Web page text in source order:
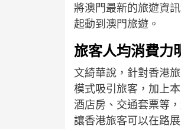
將澳門最新的旅遊資
起動到澳門旅遊。
旅客人均消費力
文綺華說，針對香港
模式吸引旅客，加上
酒店房、交通套票等
讓香港旅客可以在路